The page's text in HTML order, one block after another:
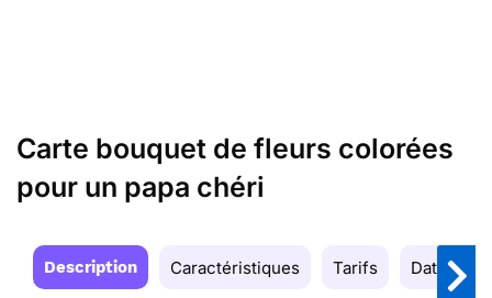
Carte bouquet de fleurs colorées
pour un papa chéri
Description Caractéristiques Tarifs Date de